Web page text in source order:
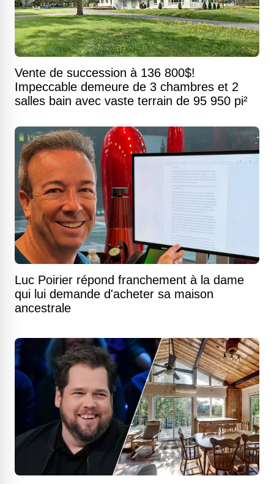
Vente de succession à 136 800$!
Impeccable demeure de 3 chambres et 2
salles bain avec vaste terrain de 95 950 pi²
Luc Poirier répond franchement à la dame
qui lui demande d'acheter sa maison
ancestrale